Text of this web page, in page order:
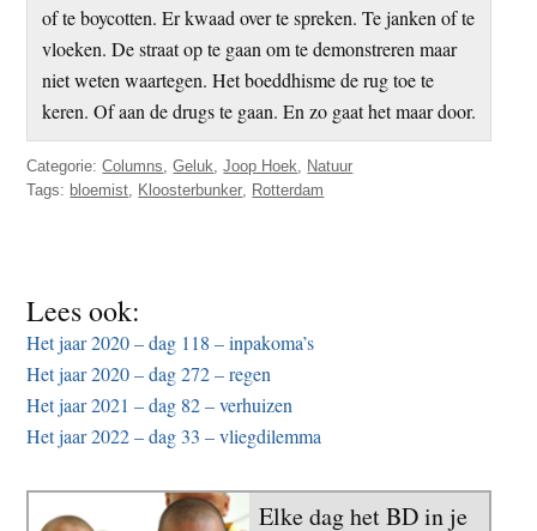
of te boycotten. Er kwaad over te spreken. Te janken of te
vloeken. De straat op te gaan om te demonstreren maar
niet weten waartegen. Het boeddhisme de rug toe te
keren. Of aan de drugs te gaan. En zo gaat het maar door.
Categorie:Columns,Geluk,Joop Hoek, Natuur
Tags: bloemist, Kloosterbunker, Rotterdam
Lees ook:
Het jaar 2020 – dag 118 – inpakoma’s
Het jaar 2020 – dag 272 – regen
Het jaar 2021 – dag 82 – verhuizen
Het jaar 2022 – dag 33 – vliegdilemma
Elke dag het BD in je